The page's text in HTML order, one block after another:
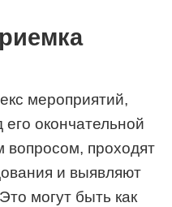
мероприятий,
окончательной
проходят
и выявляют
могут быть как